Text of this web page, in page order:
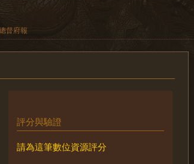
督府報
評分與驗證
請為這筆數位資源評分